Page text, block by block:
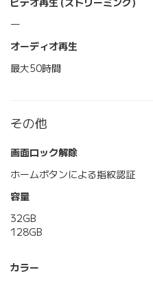
ビデオ再生 (ストリーミング)
―
オーディオ再生
最大50時間
その他
画面ロック解除
ホームボタンによる指紋認証
容量
32GB
128GB
カラー